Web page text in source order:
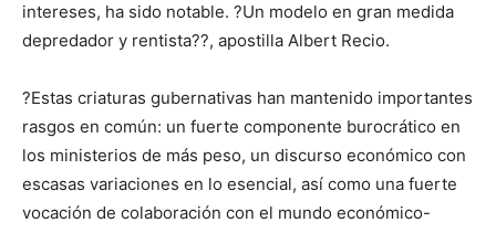
intereses, ha sido notable. ?Un modelo en gran medida
depredador y rentista??, apostilla Albert Recio.
?Estas criaturas gubernativas han mantenido importantes
rasgos en común: un fuerte componente burocrático en
los ministerios de más peso, un discurso económico con
escasas variaciones en lo esencial, así como una fuerte
vocación de colaboración con el mundo económico-